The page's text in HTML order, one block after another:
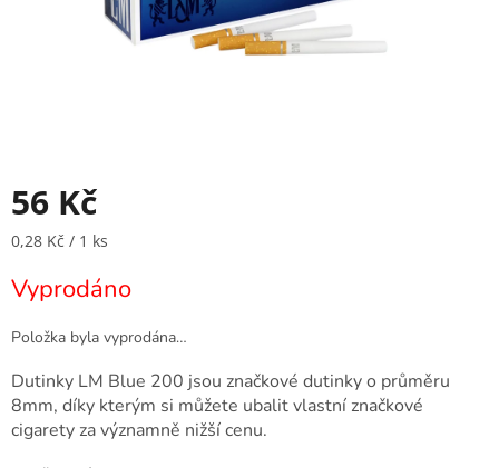
56 Kč
Měrná
0,28 Kč / 1 ks
Vyprodáno
Položka byla vyprodána…
Dutinky LM Blue 200 jsou značkové dutinky o průměru
8mm, díky kterým si můžete ubalit vlastní značkové
cigarety za významně nižší cenu.